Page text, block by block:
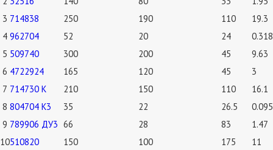
3 714838 250 190 110
19.3
4 962704 52 20 24
0.318
5 509740 300 200 45
9.63
6 4722924 165 120 45
3
7 714730 К 210 150 110
16.1
8 804704 К3 35 22 26.5
0.095
9 789906 ДУ3 66 28 83
1.47
10510820
150 100 175 11